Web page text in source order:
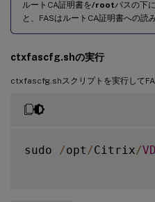
ルートCA証明書を/rootパスの下
と、FASはルートCA証明書への読
ctxfascfg.shの実行
ctxfascfg.shスクリプトを実行して
sudo /opt /Citrix/